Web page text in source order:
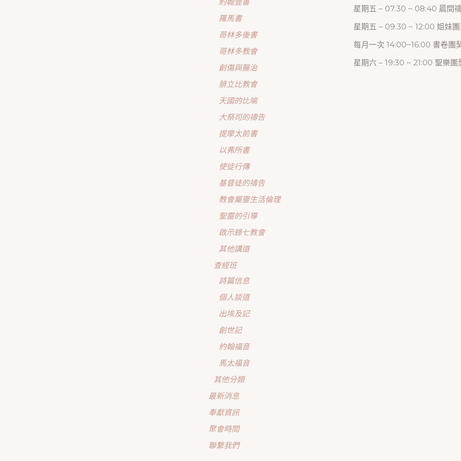
羅馬書
哥林多後書
哥林多教會
創傷與醫治
腓立比教會
天國的比喻
大祭司的禱告
提摩太前書
以弗所書
使徒行傳
基督徒的禱告
教會屬靈生活倫理
聖靈的引導
啟示錄七教會
其他講道
查經班
詩篇信息
個人談道
出埃及記
創世記
約翰福音
馬太福音
其他分類
最新消息
奉獻資訊
聚會時間
聯繫我們
星期五 – 07:30 ~ 08:40 晨間
星期五 – 09:30 ~ 12:00 姐妹
每月一次 14:00~16:00 書卷團
星期六 – 19:30 ~ 21:00 聖樂團